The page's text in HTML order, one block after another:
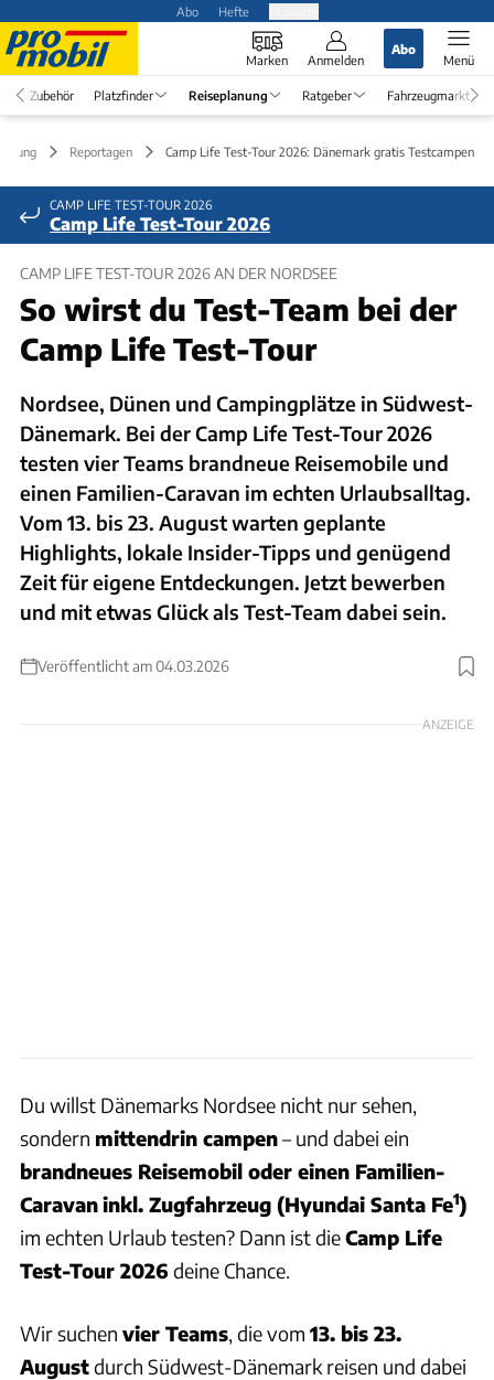
Abo Hefte
Marken Anmelden
Abo
Menü
Zubehör Platzfinder Reiseplanung Ratgeber Fahrzeugmarkt
Reportagen Camp Life Test-Tour 2026: Dänemark gratis Testcampen
CAMP LIFE TEST-TOUR 2026
Camp Life Test-Tour 2026
CAMP LIFE TEST-TOUR 2026 AN DER NORDSEE
So wirst du Test-Team bei der
Camp Life Test-Tour
Nordsee, Dünen und Campingplätze in Südwest-
Dänemark. Bei der Camp Life Test-Tour 2026
testen vier Teams brandneue Reisemobile und
einen Familien-Caravan im echten Urlaubsalltag.
Vom 13. bis 23. August warten geplante
Highlights, lokale Insider-Tipps und genügend
Zeit für eigene Entdeckungen. Jetzt bewerben
und mit etwas Glück als Test-Team dabei sein.
Veröffentlicht am 04.03.2026
Foto: Niclas Jessen
ANZEIGE
Du willst Dänemarks Nordsee nicht nur sehen,
sondern mittendrin campen– und dabei ein
brandneues Reisemobil oder einen Familien-
Caravaninkl. Zugfahrzeug (Hyundai Santa Fe1)
im echten Urlaub testen? Dann ist dieCamp Life
Test-Tour 2026 deine Chance.
Wir suchen vier Teams , die vom 13. bis 23.
Augustdurch Südwest-Dänemark reisen und dabei